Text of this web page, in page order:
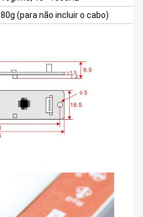
80g (para não incluir o cabo)